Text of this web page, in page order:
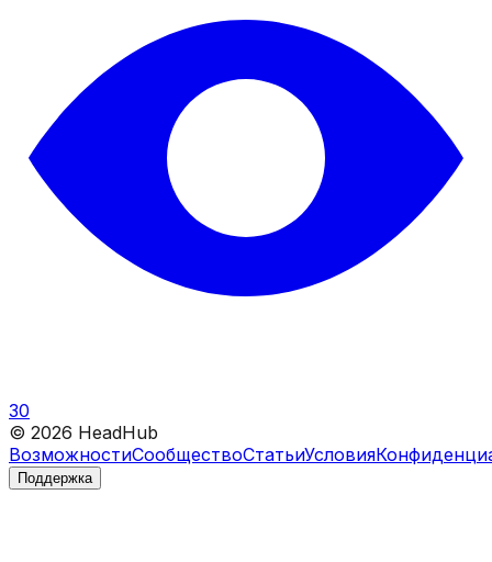
30
© 2026 HeadHub
ВозможностиСообществоСтатьиУсловия
Поддержка